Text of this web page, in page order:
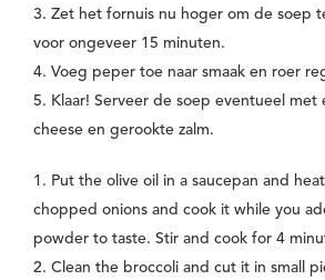
3. Zet het fornuis nu hoger om de soep
voor ongeveer 15 minuten.
4. Voeg peper toe naar smaak en roer
5. Klaar! Serveer de soep eventueel met
cheese en gerookte zalm.
1. Put the olive oil in a saucepan and
chopped onions and cook it while you
powder to taste. Stir and cook for 4
2. Clean the broccoli and cut it in small